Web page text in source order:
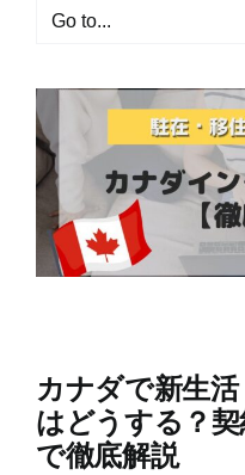
Go to...
カナダで新生
はどうする？
で徹底解説